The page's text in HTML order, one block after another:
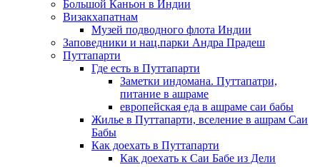
Большой Каньон в Индии
Визакхапатнам
Музей подводного флота Индии
Заповедники и нац.парки Андра Прадеш
Путтапарти
Где есть в Путтапарти
Заметки индомана. Путтапатри,
питание в ашраме
европейская еда в ашраме саи бабы
Жилье в Путтапарти, вселение в ашрам Саи
Бабы
Как доехать в Путтапарти
Как доехать к Саи Бабе из Дели